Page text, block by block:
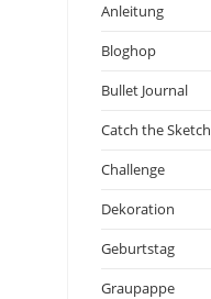
Anleitung
Bloghop
Bullet Journal
Catch the Sketch
Challenge
Dekoration
Geburtstag
Graupappe